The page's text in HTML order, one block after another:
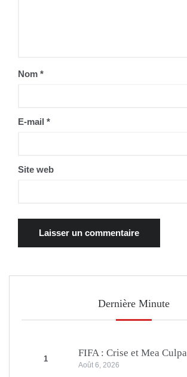
Nom *
E-mail *
Site web
Dernière Minute
1
FIFA : Crise et Mea Culpa
Août 6, 2026